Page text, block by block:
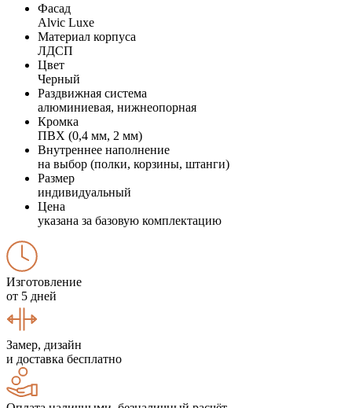
Фасад
Alvic Luxe
Материал корпуса
ЛДСП
Цвет
Черный
Раздвижная система
алюминиевая, нижнеопорная
Кромка
ПВХ (0,4 мм, 2 мм)
Внутреннее наполнение
на выбор (полки, корзины, штанги)
Размер
индивидуальный
Цена
указана за базовую комплектацию
Изготовление
от 5 дней
Замер, дизайн
и доставка бесплатно